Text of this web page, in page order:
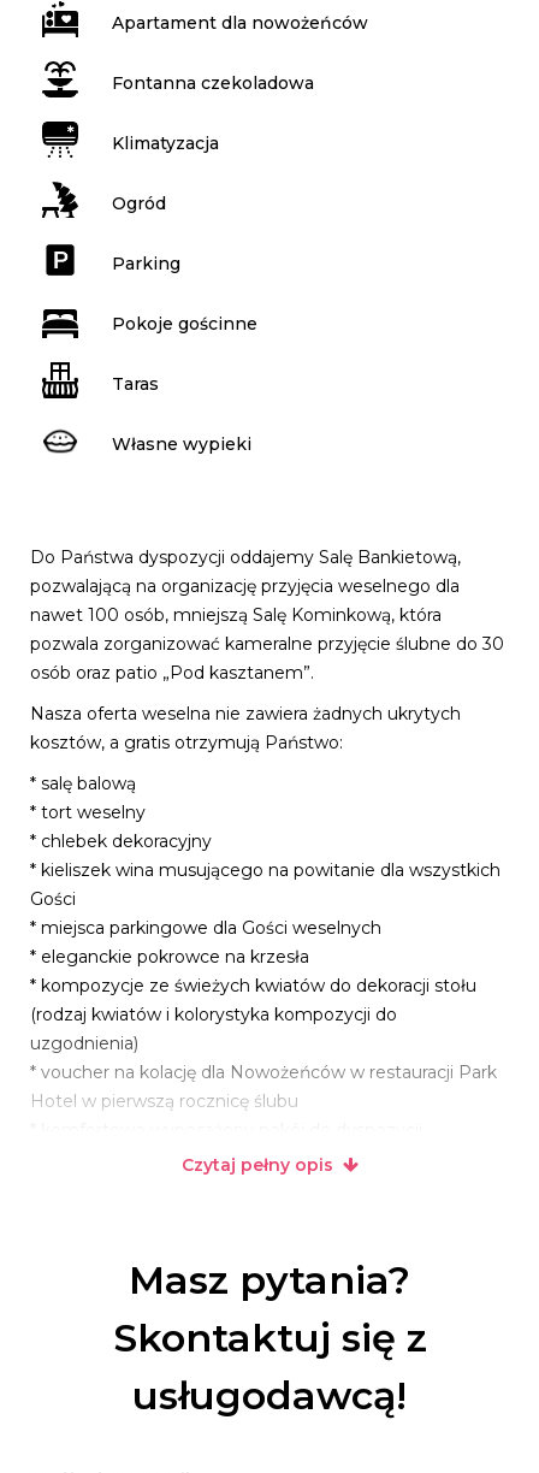
Apartament dla nowożeńców
Fontanna czekoladowa
Klimatyzacja
Ogród
Parking
Pokoje gościnne
Taras
Własne wypieki
Do Państwa dyspozycji oddajemy Salę Bankietową,
pozwalającą na organizację przyjęcia weselnego dla
nawet 100 osób, mniejszą Salę Kominkową, która
pozwala zorganizować kameralne przyjęcie ślubne do 30
osób oraz patio „Pod kasztanem”.
Nasza oferta weselna nie zawiera żadnych ukrytych
kosztów, a gratis otrzymują Państwo:
* salę balową
* tort weselny
* chlebek dekoracyjny
* kieliszek wina musującego na powitanie dla wszystkich
Gości
* miejsca parkingowe dla Gości weselnych
* eleganckie pokrowce na krzesła
* kompozycje ze świeżych kwiatów do dekoracji stołu
(rodzaj kwiatów i kolorystyka kompozycji do
uzgodnienia)
* voucher na kolację dla Nowożeńców w restauracji Park
Hotel w pierwszą rocznicę ślubu
Ponadto zapewniamy zniżkę na zakupione alkohole oraz
atrakcyjne rabaty przy rezerwacji większej ilości pokoi.
Czytaj pełny opis
Masz pytania?
Skontaktuj się z
usługodawcą!